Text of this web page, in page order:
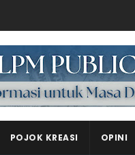
POJOK KREASI OPINI